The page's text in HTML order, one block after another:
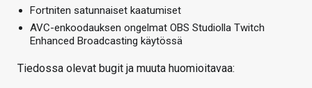
Fortniten satunnaiset kaatumiset
AVC-enkoodauksen ongelmat OBS Studiolla Twitch
Enhanced Broadcasting käytössä
Tiedossa olevat bugit ja muuta huomioitavaa: